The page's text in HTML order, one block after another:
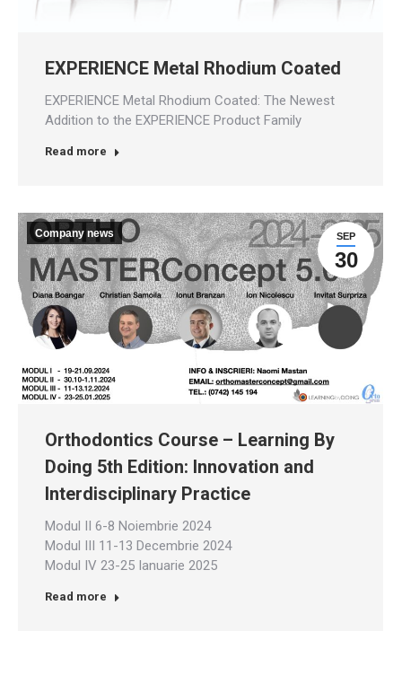
EXPERIENCE Metal Rhodium Coated
EXPERIENCE Metal Rhodium Coated: The Newest
Addition to the EXPERIENCE Product Family
Read more
SEP
30
Company news
Orthodontics Course – Learning By
Doing 5th Edition: Innovation and
Interdisciplinary Practice
Modul II 6-8 Noiembrie 2024
Modul III 11-13 Decembrie 2024
Modul IV 23-25 Ianuarie 2025
Read more